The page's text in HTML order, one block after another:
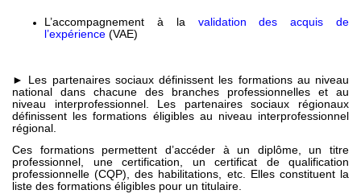
L’accompagnement à la validation des acquis de
l’expérience (VAE)
► Les partenaires sociaux définissent les formations au niveau
national dans chacune des branches professionnelles et au
niveau interprofessionnel. Les partenaires sociaux régionaux
définissent les formations éligibles au niveau interprofessionnel
régional.
Ces formations permettent d’accéder à un diplôme, un titre
professionnel, une certification, un certificat de qualification
professionnelle (CQP), des habilitations, etc. Elles constituent la
liste des formations éligibles pour un titulaire.